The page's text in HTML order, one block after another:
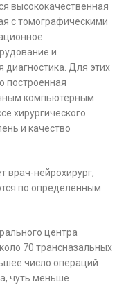
высококачественная
с томографическими
и
Для этих
построенная
компьютерным
хирургического
и качество
врач-нейрохирург,
по определенным
центра
70 трансназальных
число операций
чуть меньше